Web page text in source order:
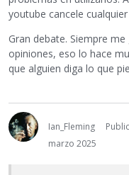
youtube cancele
Gran debate. Siempre
opiniones, eso lo hace
que alguien diga lo que
Ian_Fleming
marzo 2025